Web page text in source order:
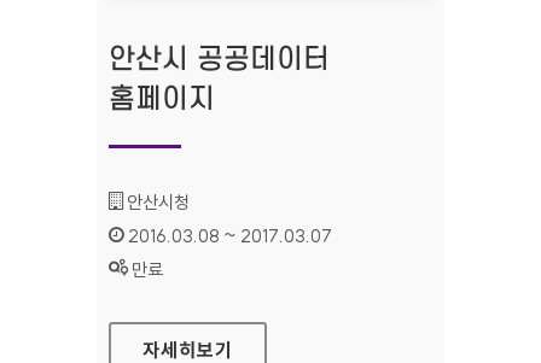
안산시 공공데이터
홈페이지
기관명 :
안산시청
인증기간 :
2016.03.08 ~ 2017.03.07
상태 :
만료
안산시 공공데이터 홈페이지
자세히보기